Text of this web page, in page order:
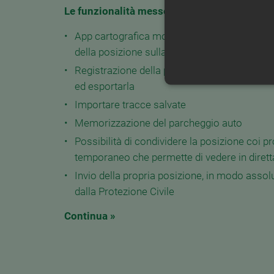
Le funzionalità messe a disposizione sono
App cartografica molto dettagliata con
della posizione sulla cartina)
Registrazione della propria traccia durante
ed esportarla
Importare tracce salvate
Memorizzazione del parcheggio auto
Possibilità di condividere la posizione coi
temporaneo che permette di vedere in
Invio della propria posizione, in modo
dalla Protezione Civile
Continua »
I cookie strettamente
non può essere utilizzato